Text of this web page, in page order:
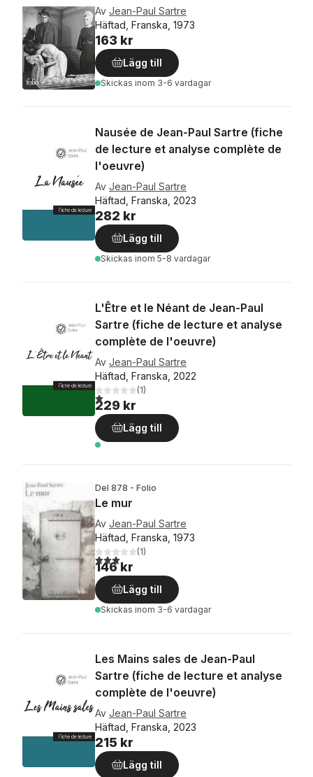
Av Jean-Paul Sartre
Häftad, Franska, 1973
163 kr
Lägg till
Skickas inom 3-6 vardagar
Nausée de Jean-Paul Sartre (fiche
de lecture et analyse complète de
l'oeuvre)
Av Jean-Paul Sartre
Häftad, Franska, 2023
282 kr
Lägg till
Skickas inom 5-8 vardagar
L'Être et le Néant de Jean-Paul
Sartre (fiche de lecture et analyse
complète de l'oeuvre)
Av Jean-Paul Sartre
Häftad, Franska, 2022
1,0utav 5 stjärnor. Totalt antal röster:
(1)
229 kr
Lägg till
Del 878 - Folio
Le mur
Av Jean-Paul Sartre
Häftad, Franska, 1973
3,0utav 5 stjärnor. Totalt antal röster:
(1)
146 kr
Lägg till
Skickas inom 3-6 vardagar
Les Mains sales de Jean-Paul
Sartre (fiche de lecture et analyse
complète de l'oeuvre)
Av Jean-Paul Sartre
Häftad, Franska, 2023
215 kr
Lägg till